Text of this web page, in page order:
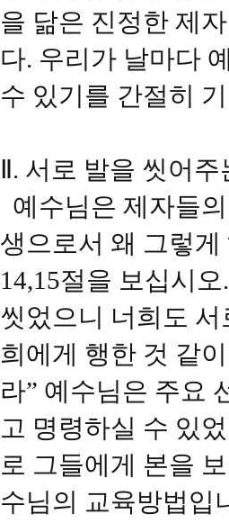
을 닮은 진정한 제
다. 우리가 날마다
수 있기를 간절히
Ⅱ. 서로 발을 씻어
예수님은 제자들
생으로서 왜 그렇
14,15절을 보십시
씻었으니 너희도
희에게 행한 것 같
라” 예수님은 주요
고 명령하실 수 있
로 그들에게 본을
수님의 교육방법입